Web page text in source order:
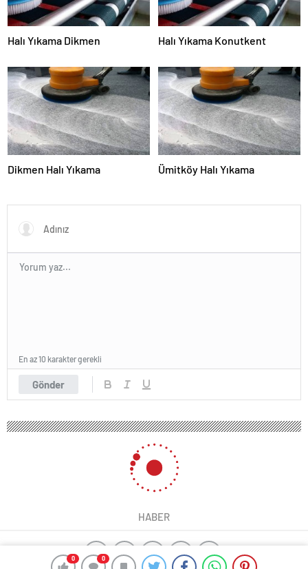
0 0
Halı Yıkama Dikmen Halı Yıkama Konutkent
Dikmen Halı Yıkama Ümitköy Halı Yıkama
Gönder
En az 10 karakter gerekli
HABER